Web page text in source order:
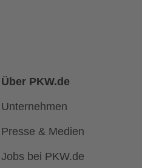
Über PKW.de
Unternehmen
Presse & Medien
Jobs bei PKW.de